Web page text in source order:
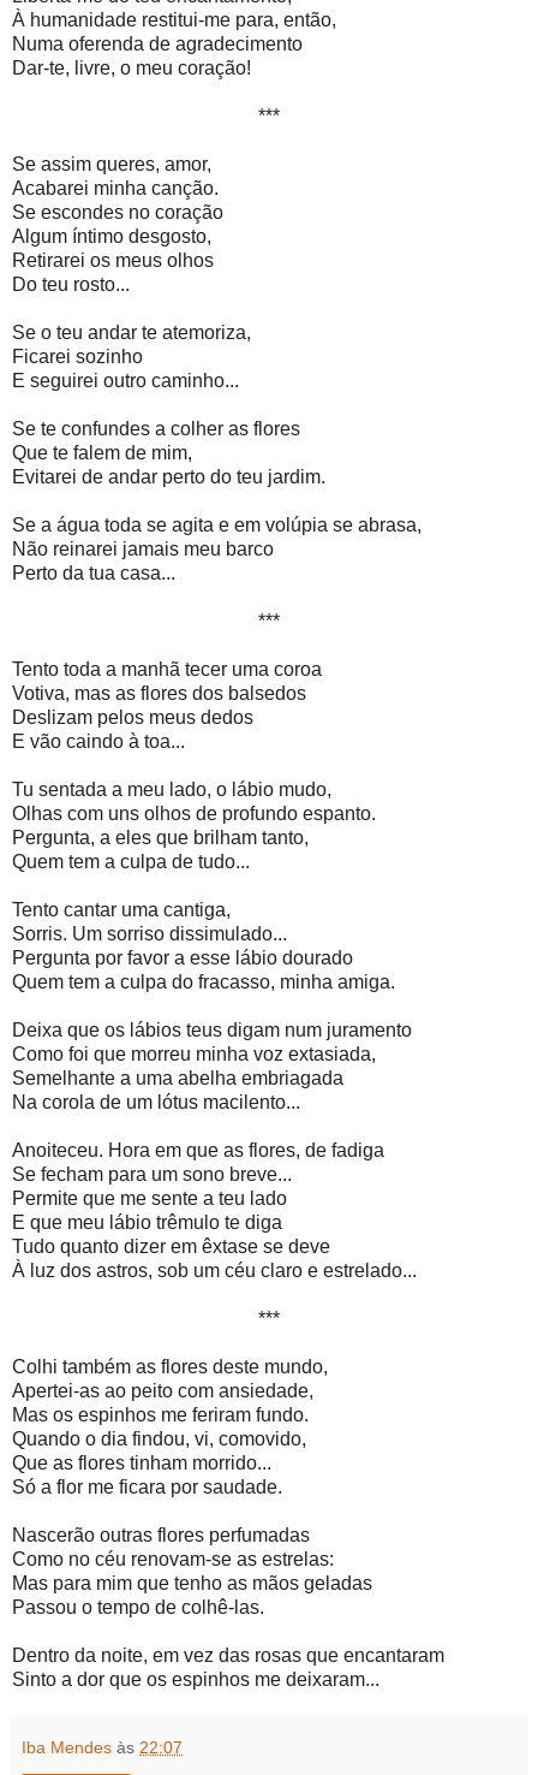
À humanidade restitui-me para, então,
Numa oferenda de agradecimento
Dar-te, livre, o meu coração!
***
Se assim queres, amor,
Acabarei minha canção.
Se escondes no coração
Algum íntimo desgosto,
Retirarei os meus olhos
Do teu rosto...
Se o teu andar te atemoriza,
Ficarei sozinho
E seguirei outro caminho...
Se te confundes a colher as flores
Que te falem de mim,
Evitarei de andar perto do teu jardim.
Se a água toda se agita e em volúpia se abrasa,
Não reinarei jamais meu barco
Perto da tua casa...
***
Tento toda a manhã tecer uma coroa
Votiva, mas as flores dos balsedos
Deslizam pelos meus dedos
E vão caindo à toa...
Tu sentada a meu lado, o lábio mudo,
Olhas com uns olhos de profundo espanto.
Pergunta, a eles que brilham tanto,
Quem tem a culpa de tudo...
Tento cantar uma cantiga,
Sorris. Um sorriso dissimulado...
Pergunta por favor a esse lábio dourado
Quem tem a culpa do fracasso, minha amiga.
Deixa que os lábios teus digam num juramento
Como foi que morreu minha voz extasiada,
Semelhante a uma abelha embriagada
Na corola de um lótus macilento...
Anoiteceu. Hora em que as flores, de fadiga
Se fecham para um sono breve...
Permite que me sente a teu lado
E que meu lábio trêmulo te diga
Tudo quanto dizer em êxtase se deve
À luz dos astros, sob um céu claro e estrelado...
***
Colhi também as flores deste mundo,
Apertei-as ao peito com ansiedade,
Mas os espinhos me feriram fundo.
Quando o dia findou, vi, comovido,
Que as flores tinham morrido...
Só a flor me ficara por saudade.
Nascerão outras flores perfumadas
Como no céu renovam-se as estrelas:
Mas para mim que tenho as mãos geladas
Passou o tempo de colhê-las.
Dentro da noite, em vez das rosas que encantaram
Sinto a dor que os espinhos me deixaram...
Iba Mendes às 22:07